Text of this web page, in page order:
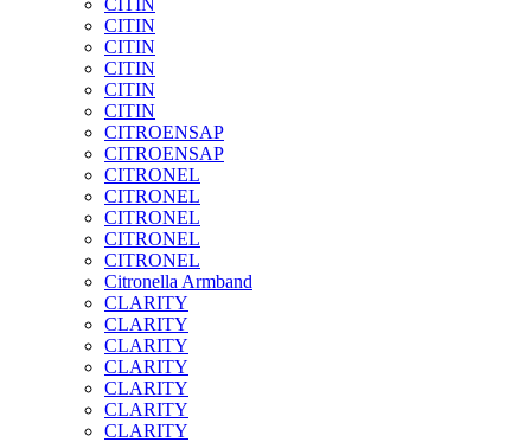
CITIN
CITIN
CITIN
CITIN
CITIN
CITIN
CITROENSAP
CITROENSAP
CITRONEL
CITRONEL
CITRONEL
CITRONEL
CITRONEL
Citronella Armband
CLARITY
CLARITY
CLARITY
CLARITY
CLARITY
CLARITY
CLARITY